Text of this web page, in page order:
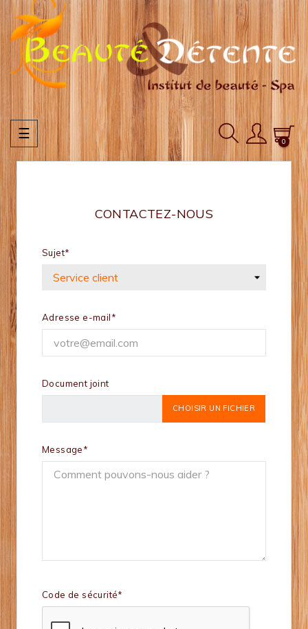
Basculer
la
navigation
☰ 0
CONTACTEZ-NOUS
Sujet*
Adresse e-mail*
Document joint
CHOISIR UN FICHIER
Message*
Code de sécurité*